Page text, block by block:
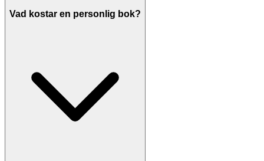
Vad kostar en personlig bok?